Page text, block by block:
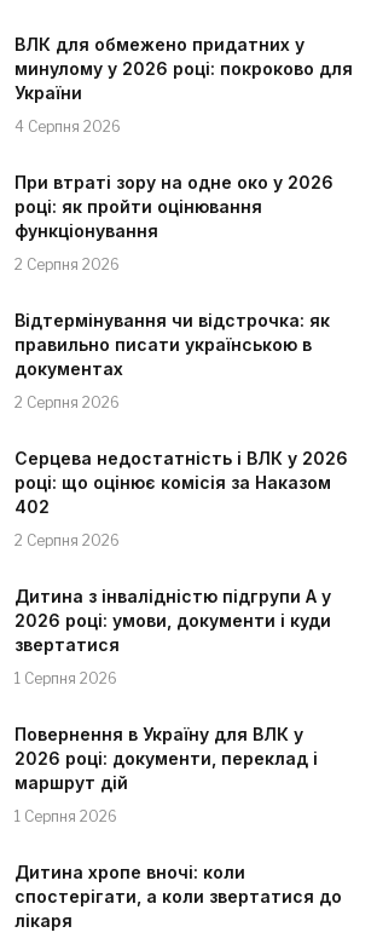
ВЛК для обмежено придатних у
минулому у 2026 році: покроково для
України
4 Серпня 2026
При втраті зору на одне око у 2026
році: як пройти оцінювання
функціонування
2 Серпня 2026
Відтермінування чи відстрочка: як
правильно писати українською в
документах
2 Серпня 2026
Серцева недостатність і ВЛК у 2026
році: що оцінює комісія за Наказом
402
2 Серпня 2026
Дитина з інвалідністю підгрупи А у
2026 році: умови, документи і куди
звертатися
1 Серпня 2026
Повернення в Україну для ВЛК у
2026 році: документи, переклад і
маршрут дій
1 Серпня 2026
Дитина хропе вночі: коли
спостерігати, а коли звертатися до
лікаря